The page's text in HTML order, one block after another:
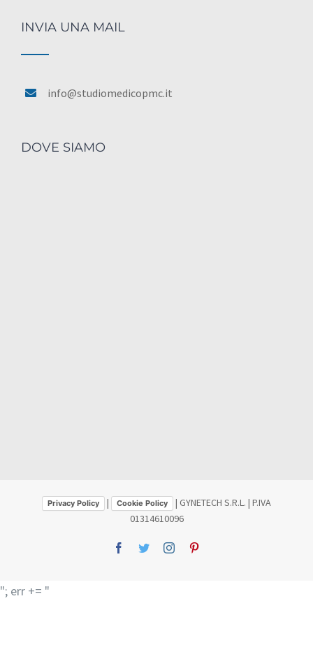
INVIA UNA MAIL
info@studiomedicopmc.it
DOVE SIAMO
Privacy Policy | Cookie Policy
| GYNETECH S.R.L. | P.IVA
01314610096
Facebook
TwitterInstagram
"; err += "